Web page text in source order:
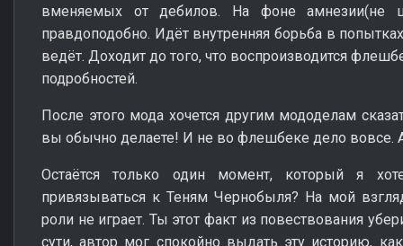
вменяемых от дебилов. На фоне амнезии(не
правдоподобно. Идёт внутренняя борьба в
ведёт. Доходит до того, что воспроизводится
подробностей.
После этого мода хочется другим мододелам
вы обычно делаете! И не во флешбеке дело вовсе.
Остаётся только один момент, который я
привязываться к Теням Чернобыля? На мой
роли не играет. Ты этот факт из повествования
сути, автор мог спокойно выдать эту историю,